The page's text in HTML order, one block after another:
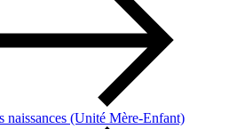
naissances (Unité Mère-Enfant)